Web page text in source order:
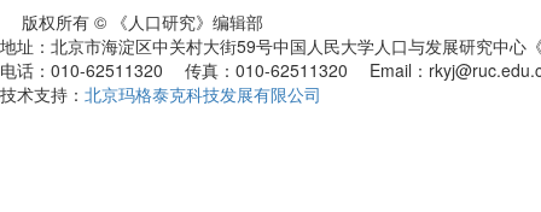
版权所有 © 《人口研究》编辑部
地址：北京市海淀区中关村大街59号中国人民大学人口与发展研究中
电话：010-62511320 传真：010-62511320 Email：
技术支持： 北京玛格泰克科技发展有限公司